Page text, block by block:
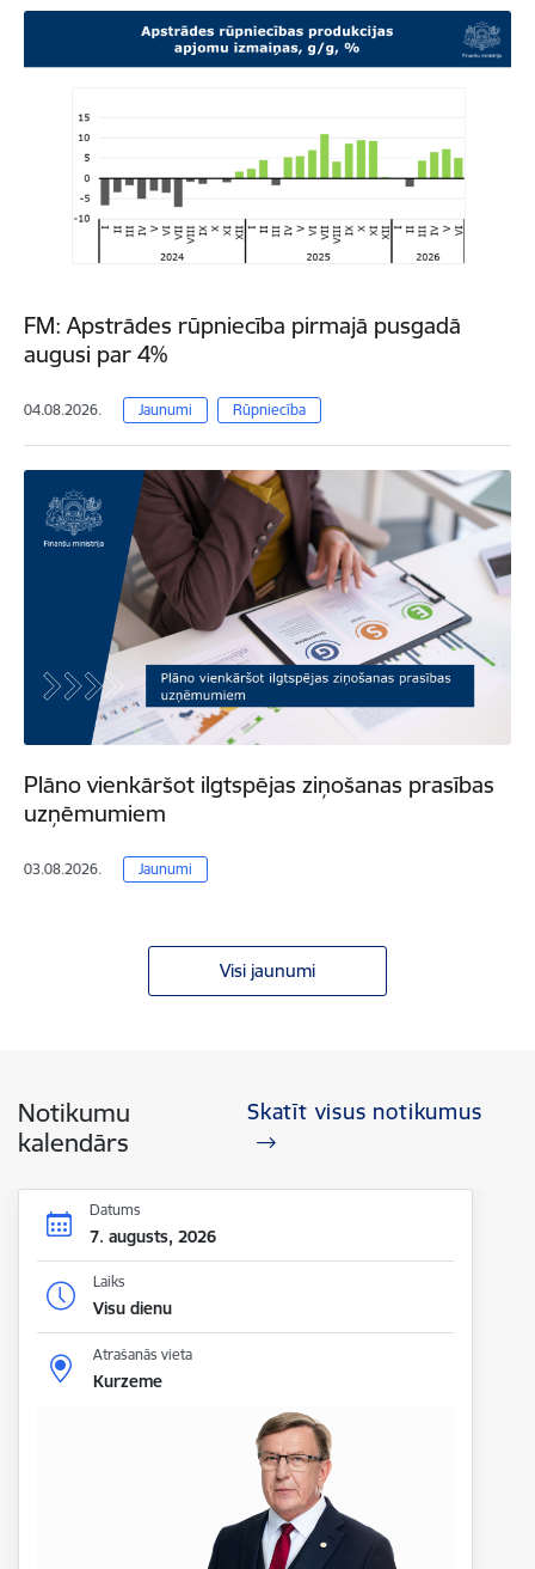
FM: Apstrādes rūpniecība pirmajā pusgadā
augusi par 4%
04.08.2026. Jaunumi Rūpniecība
Plāno vienkāršot ilgtspējas ziņošanas prasības
uzņēmumiem
03.08.2026. Jaunumi
Visi jaunumi
Notikumu
kalendārs
Skatīt visus notikumus
Datums
7. augusts, 2026
Laiks
Visu dienu
Atrašanās vieta
Kurzeme